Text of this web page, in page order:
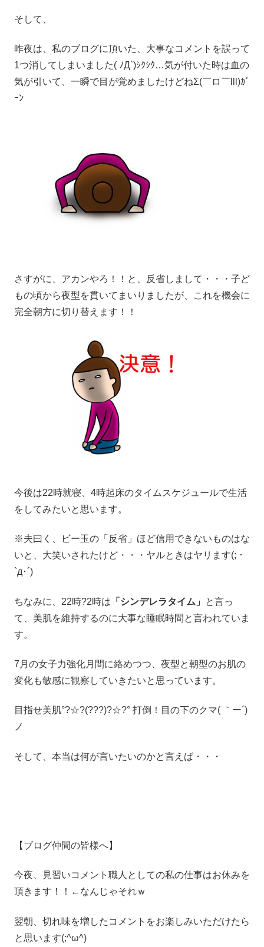
そして、
昨夜は、私のブログに頂いた、大事なコメントを誤って
1つ消してしまいました( ﾉД`)ｼｸｼｸ…気が付いた時は血の
気が引いて、一瞬で目が覚めましたけどねΣ(￣ロ￣lll)ｶﾞ
ｰﾝ
さすがに、アカンやろ！！と、反省しまして・・・子ど
もの頃から夜型を貫いてまいりましたが、これを機会に
完全朝方に切り替えます！！
今後は22時就寝、4時起床のタイムスケジュールで生活
をしてみたいと思います。
※夫曰く、ビー玉の「反省」ほど信用できないものはな
いと、大笑いされたけど・・・ヤルときはヤリます(; ･
`д･´)
ちなみに、22時?2時は 「シンデレラタイム」
と言っ
て、美肌を維持するのに大事な睡眠時間と言われていま
す。
7月の女子力強化月間に絡めつつ、夜型と朝型のお肌の
変化も敏感に観察していきたいと思っています。
目指せ美肌°?☆?(???)?☆?° 打倒！目の下のクマ( ｀ー´)
ノ
そして、本当は何が言いたいのかと言えば・・・
【ブログ仲間の皆様へ】
今夜、見習いコメント職人としての私の仕事はお休みを
頂きます！！←なんじゃそれｗ
翌朝、切れ味を増したコメントをお楽しみいただけたら
と思います(;^ω^)